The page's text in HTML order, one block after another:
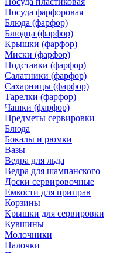
Посуда фарфоровая
Блюда (фарфор)
Блюдца (фарфор)
Крышки (фарфор)
Миски (фарфор)
Подставки (фарфор)
Салатники (фарфор)
Сахарницы (фарфор)
Тарелки (фарфор)
Чашки (фарфор)
Предметы сервировки
Блюда
Бокалы и рюмки
Вазы
Ведра для льда
Ведра для шампанского
Доски сервировочные
Емкости для приправ
Корзины
Крышки для сервировки
Кувшины
Молочники
Палочки